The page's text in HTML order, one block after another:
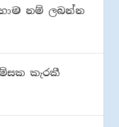
නම් ලබන්න
කැරකී